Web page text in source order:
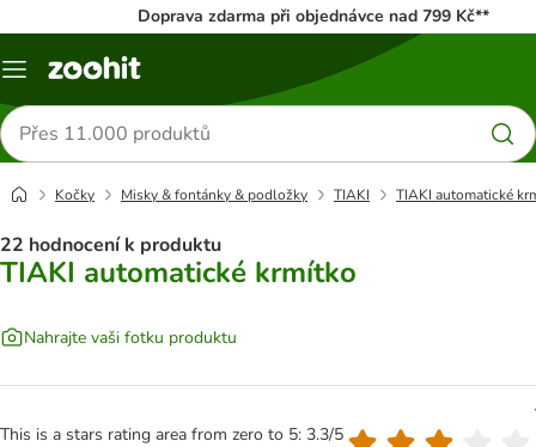
Doprava zdarma při objednávce nad 799 Kč**
Menu
Hledat
produkty
Kočky Misky & fontánky & podložky TIAKI TIAKI automatické
22 hodnocení k produktu
TIAKI automatické krmítko
Nahrajte vaši fotku produktu
This is a stars rating area from zero to 5: 3.3/5